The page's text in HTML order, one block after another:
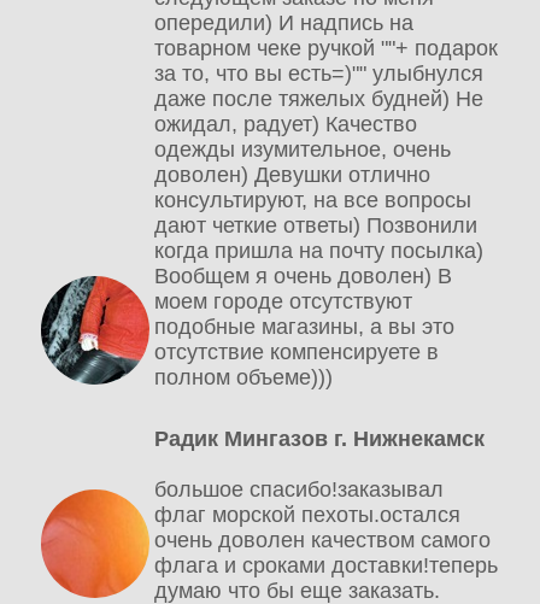
опередили) И надпись на
товарном чеке ручкой ""+ подарок
за то, что вы есть=)"" улыбнулся
даже после тяжелых будней) Не
ожидал, радует) Качество
одежды изумительное, очень
доволен) Девушки отлично
консультируют, на все вопросы
дают четкие ответы) Позвонили
когда пришла на почту посылка)
Вообщем я очень доволен) В
моем городе отсутствуют
подобные магазины, а вы это
отсутствие компенсируете в
полном объеме)))
Радик Мингазов г. Нижнекамск
большое спасибо!заказывал
флаг морской пехоты.остался
очень доволен качеством самого
флага и сроками доставки!теперь
думаю что бы еще заказать.